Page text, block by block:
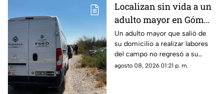
Localizan sin vida a un
adulto mayor en Gómez
Palacio; habría sufrido
un infarto
Un adulto mayor que salió de
su domicilio a realizar labores
del campo no regresó a su
hogar. Tras ser buscado por su
agosto 08, 2026 01:21 p. m.